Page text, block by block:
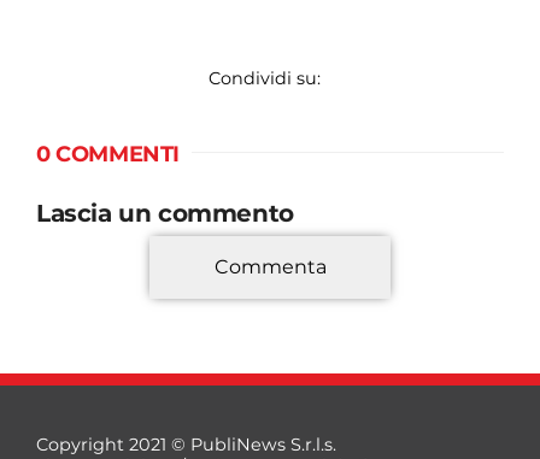
Condividi su:
0 COMMENTI
Lascia un commento
*
Commenta
Copyright 2021 © PubliNews S.r.l.s.